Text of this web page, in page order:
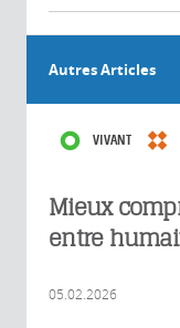
Autres Articles
VIVANT
Mieux
entre
05.02.2026